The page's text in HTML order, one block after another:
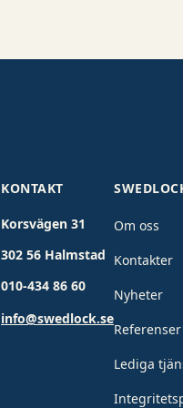
KONTAKT
Korsvägen 31
302 56 Halmstad
010-434 86 60
info@swedlock.se
Om oss
Kontakter
Nyheter
Referenser
Lediga